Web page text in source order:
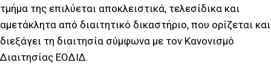
τμήμα της επιλύεται αποκλειστικά, τελεσίδικα και
αμετάκλητα από διαιτητικό δικαστήριο, που ορίζεται και
διεξάγει τη διαιτησία σύμφωνα με τον Κανονισμό
Διαιτησίας ΕΟΔΙΔ.